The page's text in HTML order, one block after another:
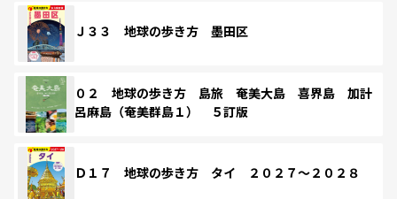
Ｊ３３ 地球の歩き方 墨田区
０２ 地球の歩き方 島旅 奄美大島 喜界島 加計
呂麻島（奄美群島１） ５訂版
Ｄ１７ 地球の歩き方 タイ ２０２７～２０２８